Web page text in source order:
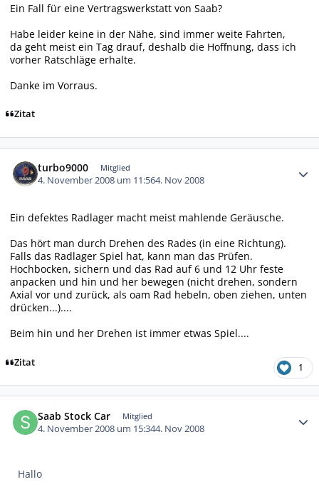
Ein Fall für eine Vertragswerkstatt von Saab?
Habe leider keine in der Nähe, sind immer weite Fahrten,
da geht meist ein Tag drauf, deshalb die Hoffnung, dass ich
vorher Ratschläge erhalte.
Danke im Vorraus.
Zitat
turbo9000 Mitglied
4. November 2008 um 11:564. Nov 2008
Ein defektes Radlager macht meist mahlende Geräusche.
Das hört man durch Drehen des Rades (in eine Richtung).
Falls das Radlager Spiel hat, kann man das Prüfen.
Hochbocken, sichern und das Rad auf 6 und 12 Uhr feste
anpacken und hin und her bewegen (nicht drehen, sondern
Axial vor und zurück, als oam Rad hebeln, oben ziehen, unten
drücken...)....
Beim hin und her Drehen ist immer etwas Spiel....
Zitat 1
Saab Stock Car Mitglied
4. November 2008 um 15:344. Nov 2008
Hallo